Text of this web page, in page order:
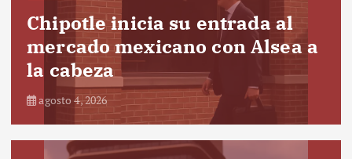
Chipotle inicia su entrada al
mercado mexicano con Alsea a
la cabeza
agosto 4, 2026